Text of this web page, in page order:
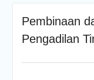
Pembinaan
Pengadilan